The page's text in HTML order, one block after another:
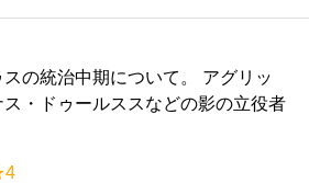
の統治中期について。 アグリッ
・ドゥールススなどの影の立役者